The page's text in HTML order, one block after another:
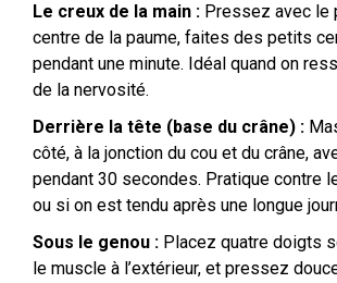
Le creux de la main : Pressez avec le
centre de la paume, faites des petits
pendant une minute. Idéal quand on
de la nervosité.
Derrière la tête (base du crâne) :
côté, à la jonction du cou et du crâne,
pendant 30 secondes. Pratique contre
ou si on est tendu après une longue
Sous le genou : Placez quatre doigts
le muscle à l’extérieur, et pressez